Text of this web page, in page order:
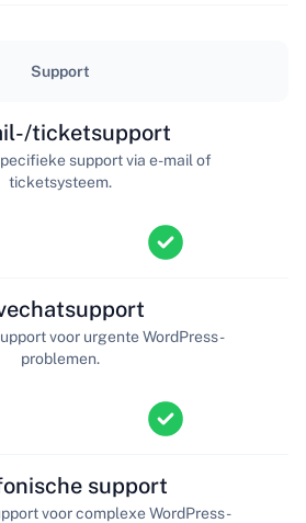
Support
ticketsupport
support via e-mail of
ticketsysteem.
voor urgente WordPress-
problemen.
support
voor complexe WordPress-